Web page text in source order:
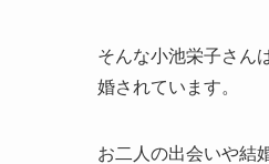
そんな小池栄子さん
婚されています。
お二人の出会いや結